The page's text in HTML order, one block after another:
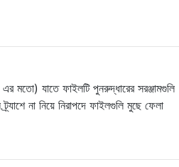
মতো) যাতে ফাইলটি পুনরুদ্ধারের সরঞ্জামগুলি
না নিয়ে নিরাপদে ফাইলগুলি মুছে ফেলা